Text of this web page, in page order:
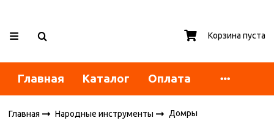
Корзина пуста
Главная Каталог Оплата
Главная Народные инструменты Домры